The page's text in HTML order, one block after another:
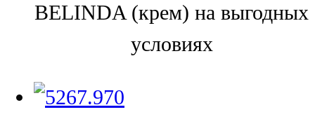
BELINDA (крем) на выгодных
условиях